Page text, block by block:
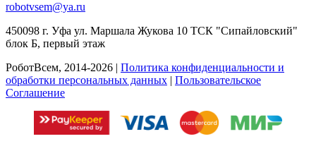
robotvsem@ya.ru
450098 г. Уфа ул. Маршала Жукова 10 ТСК "Сипайловский"
блок Б, первый этаж
РоботВсем, 2014-2026 | Политика конфиденциальности и
обработки персональных данных | Пользовательское
Соглашение